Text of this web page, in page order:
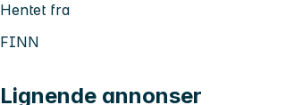
Hentet fra
FINN
Lignende annonser